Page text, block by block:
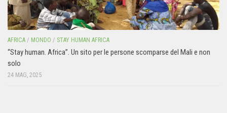
AFRICA / MONDO / STAY HUMAN AFRICA
“Stay human. Africa”. Un sito per le persone scomparse del Mali e non
solo
24 MAG, 2025